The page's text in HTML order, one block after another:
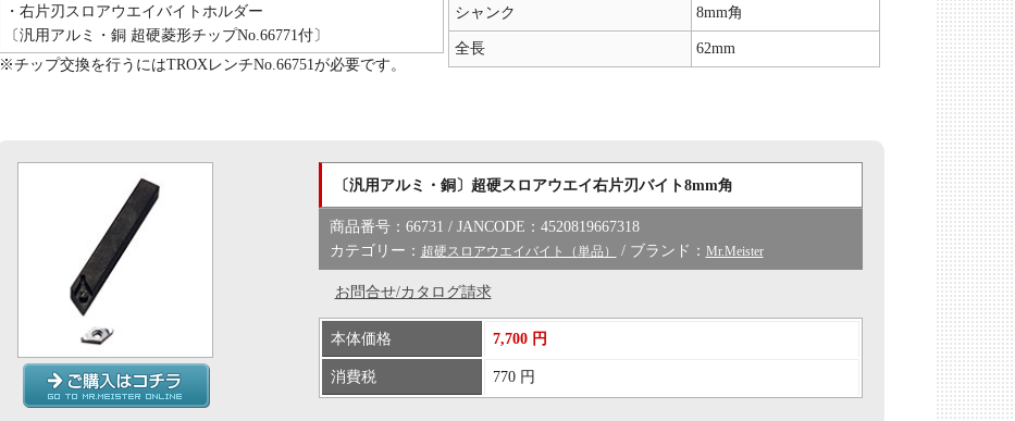
・右片刃スロアウエイバイトホルダー
〔汎用アルミ・銅 超硬菱形チップNo.66771付〕
※チップ交換を行うにはTROXレンチNo.66751が必要です。
シャンク 8mm角
全長 62mm
〔汎用アルミ・銅〕超硬スロアウエイ右片刃バイト8mm角
商品番号：66731 / JANCODE：4520819667318
カテゴリー： 超硬スロアウエイバイト（単品） / ブランド： Mr.Meister
お問合せ/カタログ請求
本体価格 7,700 円
消費税 770 円